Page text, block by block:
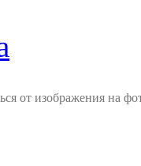
от изображения на